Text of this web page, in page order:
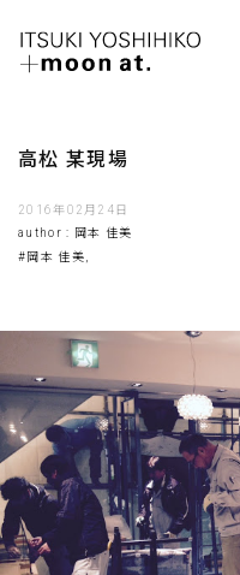
高松 某現場
2016年02月24日
author : 岡本 佳美
#岡本 佳美,